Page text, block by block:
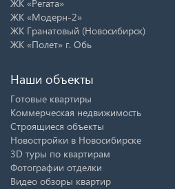
ЖК «Регата»
ЖК «Модерн-2»
ЖК Гранатовый (Новосибирск)
ЖК «Полет» г. Обь
Наши объекты
Готовые квартиры
Коммерческая недвижимость
Строящиеся объекты
Новостройки в Новосибирске
3D туры по квартирам
Фотографии отделки
Видео обзоры квартир